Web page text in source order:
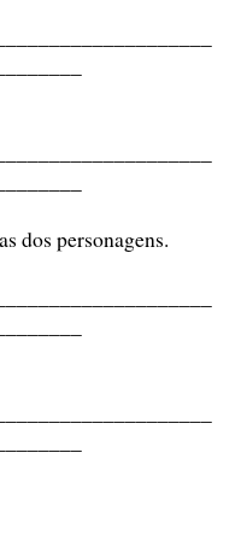
dos personagens.